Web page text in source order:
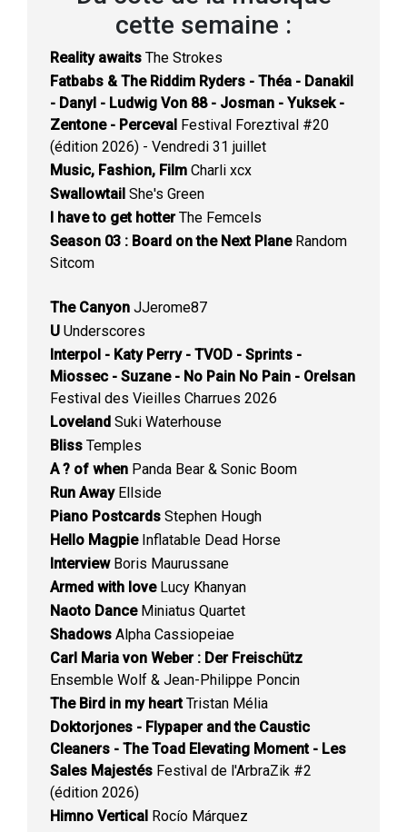
cette semaine :
Reality awaits The Strokes
Fatbabs & The Riddim Ryders - Théa - Danakil
- Danyl - Ludwig Von 88 - Josman - Yuksek -
Zentone - Perceval Festival Foreztival #20
(édition 2026) - Vendredi 31 juillet
Music, Fashion, Film Charli xcx
Swallowtail She's Green
I have to get hotterThe Femcels
Season 03 : Board on the Next PlaneRandom
Sitcom
The Canyon JJerome87
U Underscores
Interpol - Katy Perry - TVOD - Sprints -
Miossec - Suzane - No Pain No Pain - Orelsan
Festival des Vieilles Charrues 2026
Loveland Suki Waterhouse
Bliss Temples
A ? of when Panda Bear & Sonic Boom
Run AwayEllside
Piano Postcards Stephen Hough
Hello MagpieInflatable Dead Horse
InterviewBoris Maurussane
Armed with loveLucy Khanyan
Naoto DanceMiniatus Quartet
Shadows Alpha Cassiopeiae
Carl Maria von Weber : Der Freischütz
Ensemble Wolf & Jean-Philippe Poncin
The Bird in my heartTristan Mélia
Doktorjones - Flypaper and the Caustic
Cleaners - The Toad Elevating Moment - Les
Sales Majestés Festival de l'ArbraZik #2
(édition 2026)
Himno Vertical Rocío Márquez